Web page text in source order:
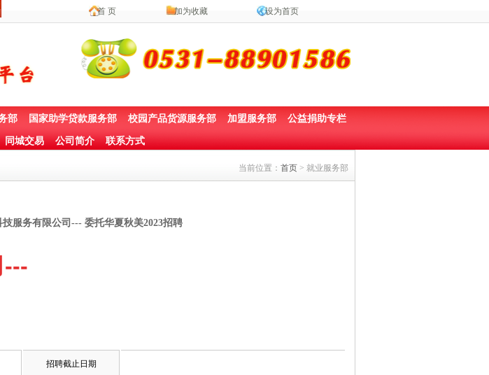
首 页 加为收藏 设为首页
部 国家助学贷款服务部 校园产品货源服务部 加盟服务部 公益捐助专栏
同城交易 公司简介 联系方式
当前位置： 首页 > 就业服务部
服务有限公司--- 委托华夏秋美2023招聘
---
招聘截止日期